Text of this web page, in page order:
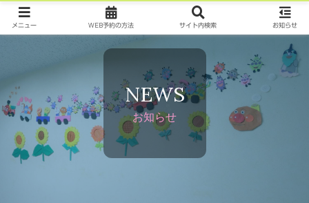
NEWS
お知らせ
メニュー WEB予約の方法 サイト内検索 お知らせ